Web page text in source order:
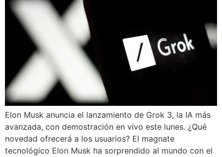
Elon Musk anuncia el lanzamiento de Grok 3, la IA más
avanzada, con demostración en vivo este lunes. ¿Qué
novedad ofrecerá a los usuarios? El magnate
tecnológico Elon Musk ha sorprendido al mundo con el